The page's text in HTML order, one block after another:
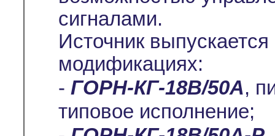
сигналами.
Источник
модификациях:
- ГОРН-КГ-18В/50А,
типовое исполнение;